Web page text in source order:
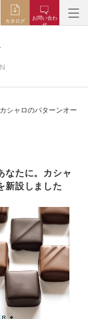
カタログ
お問い合わ
せ
シャロのパターンオー
なたに。カシャ
新設しました